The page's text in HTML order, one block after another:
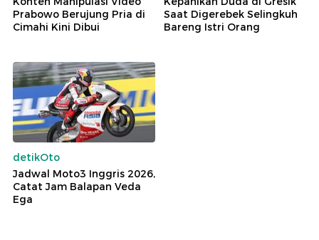
Prabowo Berujung Pria di
Cimahi Kini Dibui
Saat Digerebek Selingkuh
Bareng Istri Orang
detikOto
Jadwal Moto3 Inggris 2026,
Catat Jam Balapan Veda
Ega